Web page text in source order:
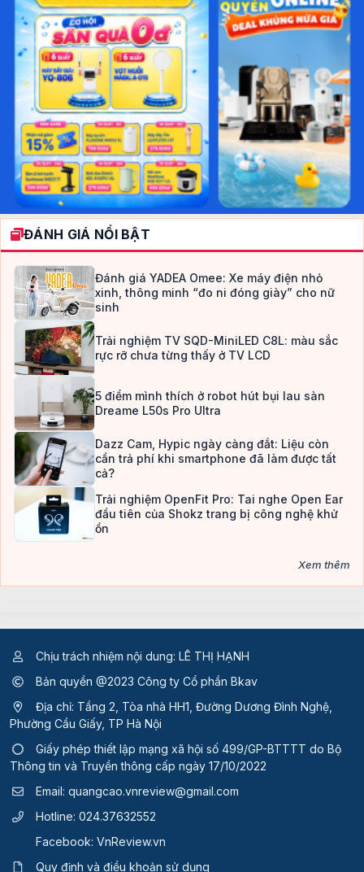
ĐÁNH GIÁ NỔI BẬT
Đánh giá YADEA Omee: Xe máy điện nhỏ
xinh, thông minh “đo ni đóng giày” cho nữ
sinh
Trải nghiệm TV SQD-MiniLED C8L: màu sắc
rực rỡ chưa từng thấy ở TV LCD
5 điểm mình thích ở robot hút bụi lau sàn
Dreame L50s Pro Ultra
Dazz Cam, Hypic ngày càng đắt: Liệu còn
cần trả phí khi smartphone đã làm được tất
cả?
Trải nghiệm OpenFit Pro: Tai nghe Open Ear
đầu tiên của Shokz trang bị công nghệ khử
ồn
Xem thêm
Chịu trách nhiệm nội dung: LÊ THỊ HẠNH
Bản quyền @2023 Công ty Cổ phần Bkav
Địa chỉ: Tầng 2, Tòa nhà HH1, Đường Dương Đình Nghệ,
Phường Cầu Giấy, TP Hà Nội
Giấy phép thiết lập mạng xã hội số 499/GP-BTTTT do Bộ
Thông tin và Truyền thông cấp ngày 17/10/2022
Email: quangcao.vnreview@gmail.com
Hotline: 024.37632552
Facebook: VnReview.vn
Quy định và điều khoản sử dụng